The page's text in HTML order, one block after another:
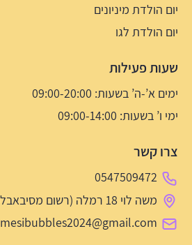
יום הולדת מיניונים
יום הולדת לגו
שעות פעילות
ימים א’-ה’ בשעות: 09:00-20:00
ימי ו’ בשעות: 09:00-14:00
צרו קשר
0547509472
משה לוי 18 רמלה (רשום מסיבאבלס על השלט בחנות)
mesibubbles2024@gmail.com